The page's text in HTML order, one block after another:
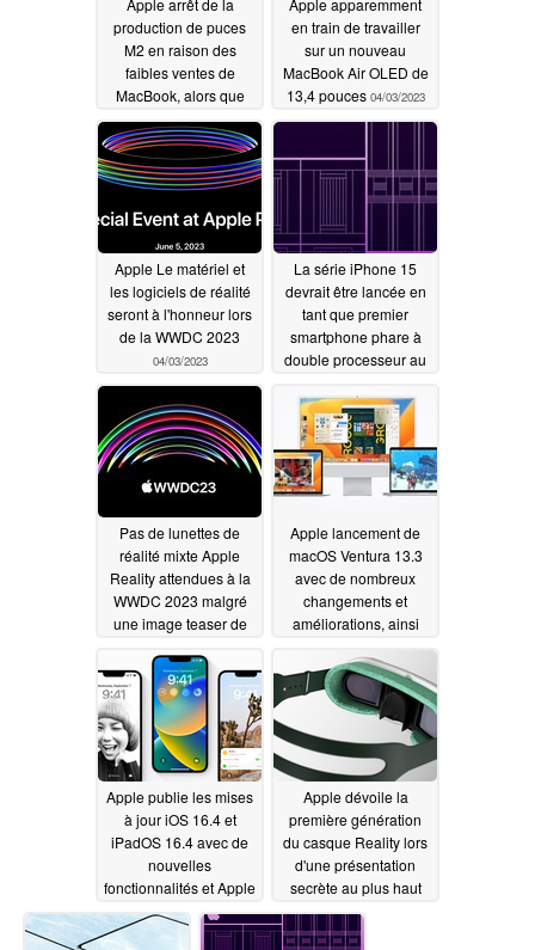
production de puces
M2 en raison des
faibles ventes de
MacBook, alors que
Samsung prépare le
nouvel écran OLED Air
04/03/2023
en train de travailler
sur un nouveau
MacBook Air OLED de
13,4 pouces 04/03/2023
Apple Le matériel et
les logiciels de réalité
seront à l'honneur lors
de la WWDC 2023
04/03/2023
La série iPhone 15
devrait être lancée en
tant que premier
smartphone phare à
double processeur au
Pas de lunettes de
réalité mixte Apple
Reality attendues à la
WWDC 2023 malgré
une image teaser de
Apple lancement de
macOS Ventura 13.3
avec de nombreux
changements et
améliorations, ainsi
qu'un nouveau
firmware pour Studio
Display03/30/2023
Apple publie les mises
à jour iOS 16.4 et
iPadOS 16.4 avec de
nouvelles
fonctionnalités et Apple
Pencil hover upgrades
03/29/2023
Apple dévoile la
première génération
du casque Reality lors
d'une présentation
secrète au plus haut
niveau de l'entreprise
03/27/2023